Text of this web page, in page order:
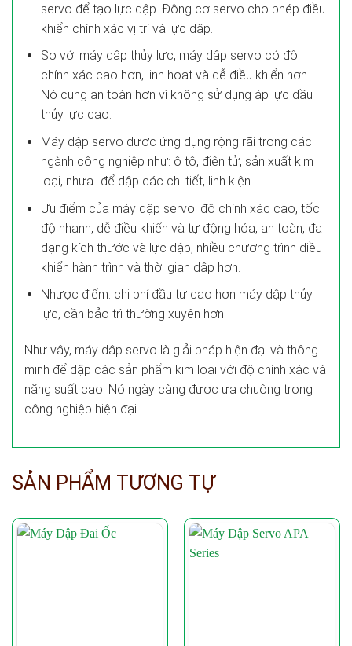
servo để tạo lực dập. Động cơ servo cho phép điều
khiển chính xác vị trí và lực dập.
So với máy dập thủy lực, máy dập servo có độ
chính xác cao hơn, linh hoạt và dễ điều khiển hơn.
Nó cũng an toàn hơn vì không sử dụng áp lực dầu
thủy lực cao.
Máy dập servo được ứng dụng rộng rãi trong các
ngành công nghiệp như: ô tô, điện tử, sản xuất kim
loại, nhựa…để dập các chi tiết, linh kiện.
Ưu điểm của máy dập servo: độ chính xác cao, tốc
độ nhanh, dễ điều khiển và tự động hóa, an toàn, đa
dạng kích thước và lực dập, nhiều chương trình điều
khiển hành trình và thời gian dập hơn.
Nhược điểm: chi phí đầu tư cao hơn máy dập thủy
lực, cần bảo trì thường xuyên hơn.
Như vậy, máy dập servo là giải pháp hiện đại và thông
minh để dập các sản phẩm kim loại với độ chính xác và
năng suất cao. Nó ngày càng được ưa chuộng trong
công nghiệp hiện đại.
SẢN PHẨM TƯƠNG TỰ